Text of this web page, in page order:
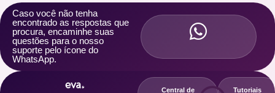
Caso você não tenha
encontrado as respostas que
procura, encaminhe suas
questões para o nosso
suporte pelo ícone do
WhatsApp.
Central de
Tutoriais